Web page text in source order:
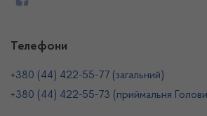
Телефони
+380 (44) 422-55-77 (загальний)
+380 (44) 422-55-73 (приймальня